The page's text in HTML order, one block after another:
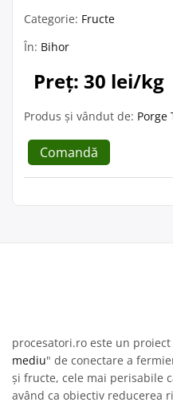
Categorie: Fructe
În: Bihor
Preț: 30 lei/kg
Produs și vândut de: Porge
Comandă
procesatori.ro este un
mediu" de conectare a
și fructe, cele mai perisabile
având ca obiectiv reducerea